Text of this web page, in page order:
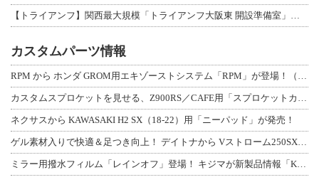
【トライアンフ】関西最大規模「トライアンフ大阪東 開設準備室」がオープン！ 限定
カスタムパーツ情報
RPM から ホンダ GROM用エキゾーストシステム「RPM」が登場！（動画あり
カスタムスプロケットを見せる、Z900RS／CAFE用「スプロケットカバーフルキ
ネクサスから KAWASAKI H2 SX（18-22）用「ニーパッド」が発売！
ゲル素材入りで快適＆足つき向上！ デイトナから Vストローム250SX用「快適ロ
ミラー用撥水フィルム「レインオフ」登場！ キジマが新製品情報「KIJIMA NE